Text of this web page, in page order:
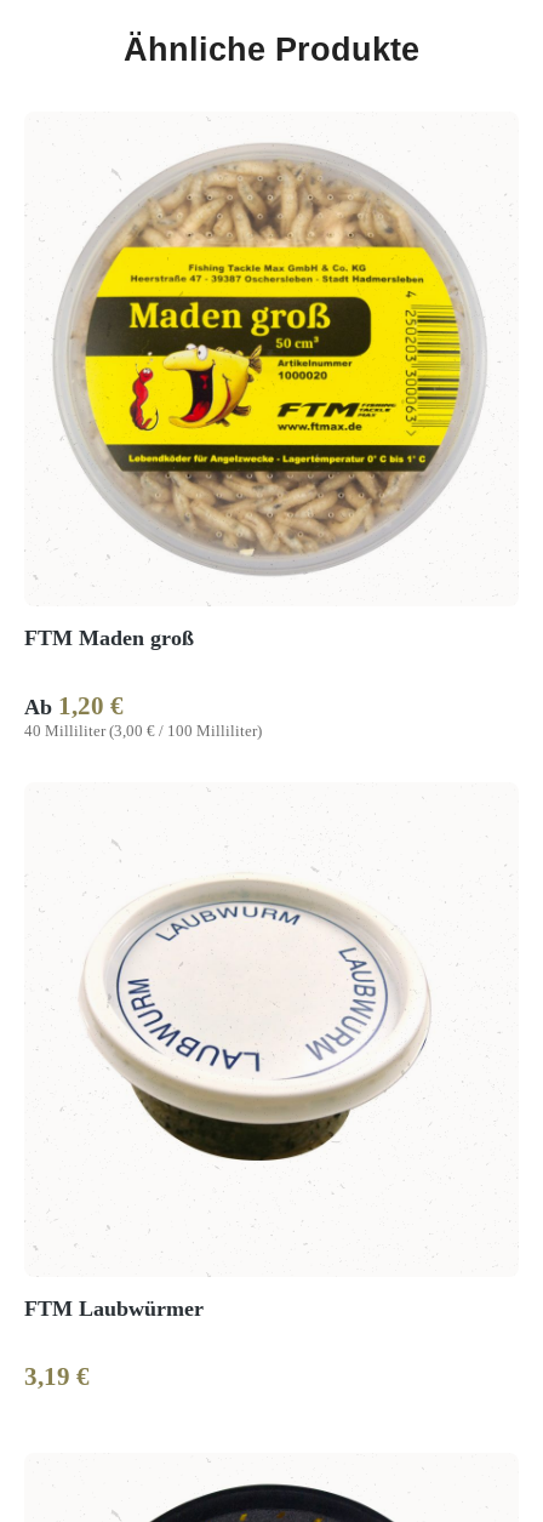
Ähnliche Produkte
Produktgalerie überspringen
FTM Maden groß
40 Milliliter(3,00 € / 100 Milliliter)
Regulärer Preis:
Ab 1,20 €
FTM Laubwürmer
Regulärer Preis:
3,19 €